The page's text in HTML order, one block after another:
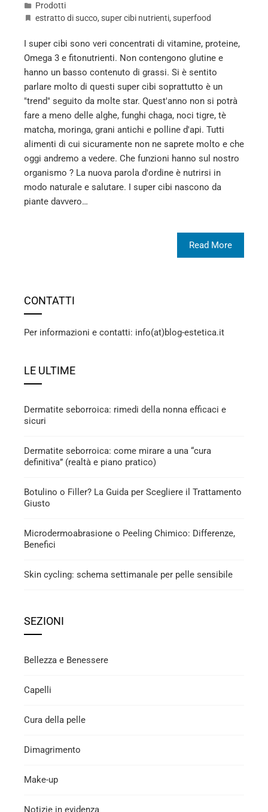
Prodotti
estratto di succo, super cibi nutrienti, superfood
I super cibi sono veri concentrati di vitamine, proteine,
Omega 3 e fitonutrienti. Non contengono glutine e
hanno un basso contenuto di grassi. Si è sentito
parlare molto di questi super cibi soprattutto è un
"trend" seguito da molte star. Quest'anno non si potrà
fare a meno delle alghe, funghi chaga, noci tigre, tè
matcha, moringa, grani antichi e polline d'api. Tutti
alimenti di cui sicuramente non ne saprete molto e che
oggi andremo a vedere. Che funzioni hanno sul nostro
organismo ? La nuova parola d'ordine è nutrirsi in
modo naturale e salutare. I super cibi nascono da
piante davvero…
Read More
CONTATTI
Per informazioni e contatti: info(at)blog-estetica.it
LE ULTIME
Dermatite seborroica: rimedi della nonna efficaci e
sicuri
Dermatite seborroica: come mirare a una “cura
definitiva” (realtà e piano pratico)
Botulino o Filler? La Guida per Scegliere il Trattamento
Giusto
Microdermoabrasione o Peeling Chimico: Differenze,
Benefici
Skin cycling: schema settimanale per pelle sensibile
SEZIONI
Bellezza e Benessere
Capelli
Cura della pelle
Dimagrimento
Make-up
Notizie in evidenza